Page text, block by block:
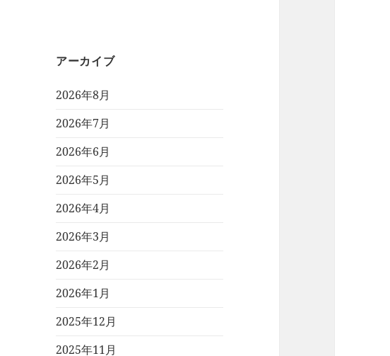
アーカイブ
2026年8月
2026年7月
2026年6月
2026年5月
2026年4月
2026年3月
2026年2月
2026年1月
2025年12月
2025年11月